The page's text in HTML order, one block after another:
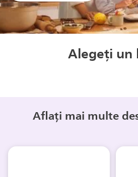
Alegeți un
Aflați mai multe